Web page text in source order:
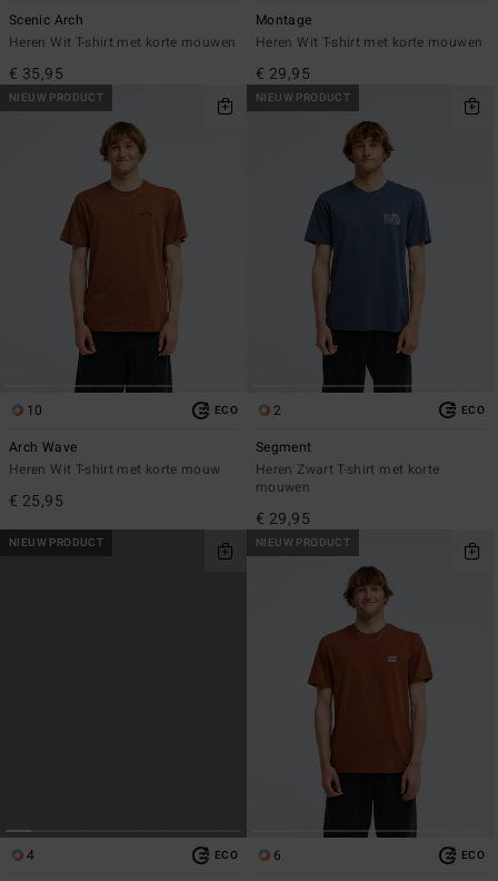
Scenic Arch
Heren Wit T-shirt met korte mouwen
€ 35,95
Montage
Heren Wit T-shirt met korte mouwen
€ 29,95
NIEUW PRODUCT
10 ECO
Arch Wave
Heren Wit T-shirt met korte mouw
€ 25,95
NIEUW PRODUCT
2 ECO
Segment
Heren Zwart T-shirt met korte
mouwen
€ 29,95
NIEUW PRODUCT
4 ECO
NIEUW PRODUCT
6 ECO